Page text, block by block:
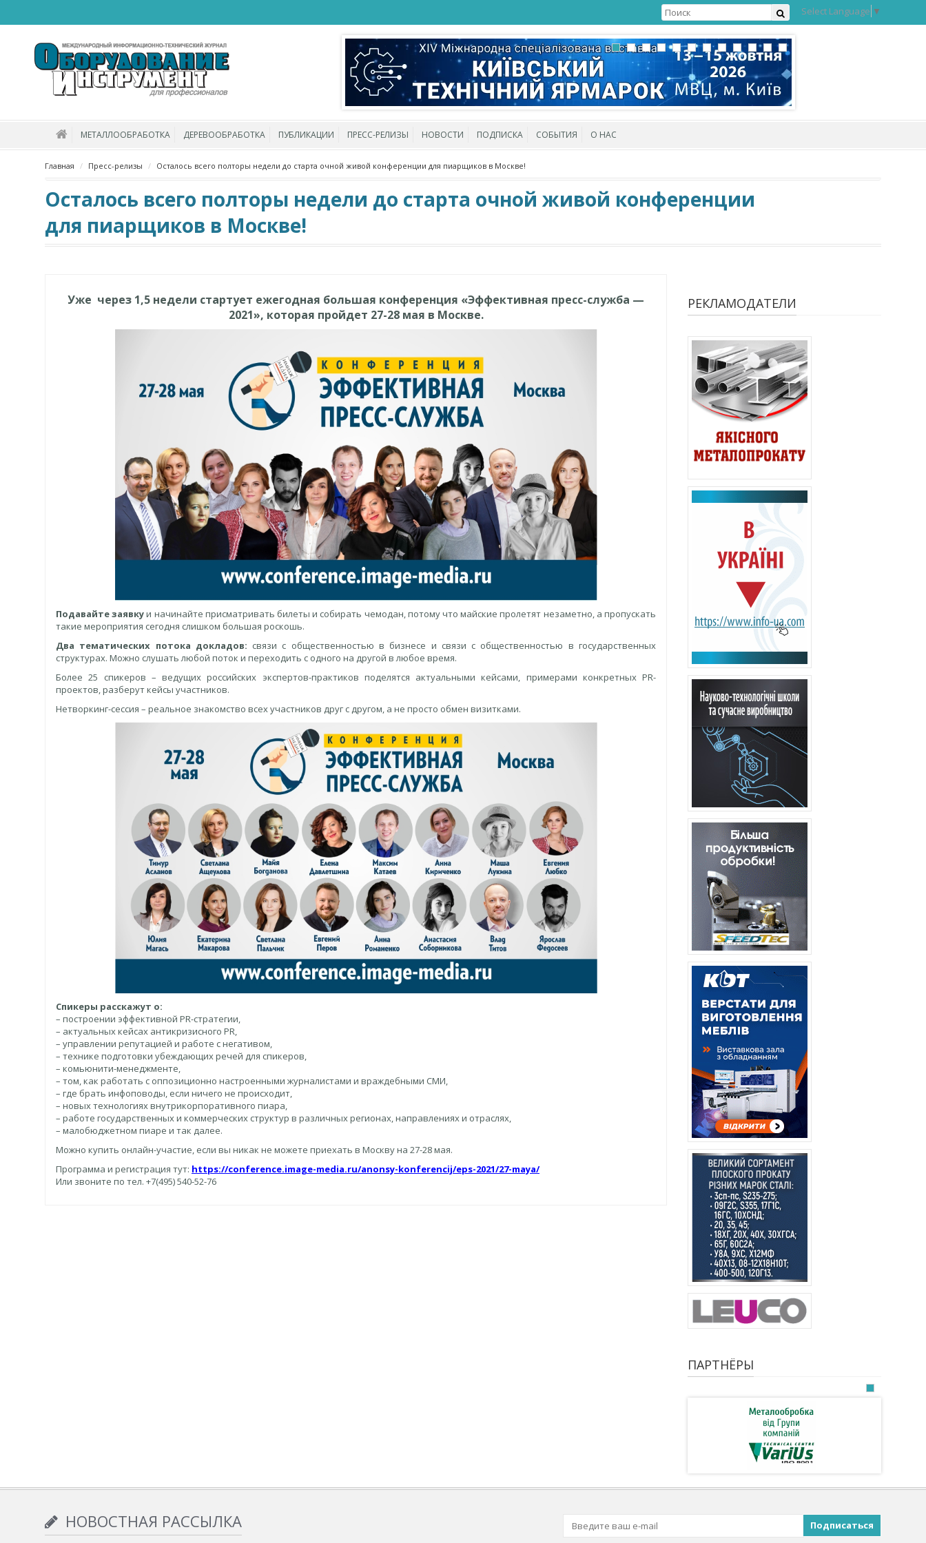
Select Language ▼
МЕТАЛЛООБРАБОТКА ДЕРЕВООБРАБОТКА ПУБЛИКАЦИИ ПРЕСС-РЕЛИЗЫ НОВОСТИ ПОДПИСКА СОБЫТИЯ О НАС
Главная Пресс-релизы Осталось всего полторы недели до старта очной живой конференции для пиарщиков в Москве!
Осталось всего полторы недели до старта очной живой конференции
для пиарщиков в Москве!
Уже через 1,5 недели стартует ежегодная большая конференция «Эффективная пресс-служба —
2021», которая пройдет 27-28 мая в Москве.
Подавайте заявкуи начинайте присматривать билеты и собирать чемодан, потому что майские пролетят незаметно, а пропускать
такие мероприятия сегодня слишком большая роскошь.
Два тематических потока докладов: связи с общественностью в бизнесе и связи с общественностью в государственных
структурах. Можно слушать любой поток и переходить с одного на другой в любое время.
Более 25 спикеров – ведущих российских экспертов-практиков поделятся актуальными кейсами, примерами конкретных PR-
проектов, разберут кейсы участников.
Нетворкинг-сессия – реальное знакомство всех участников друг с другом, а не просто обмен визитками.
Спикеры расскажут о:
– построении эффективной PR-стратегии,
– актуальных кейсах антикризисного PR,
– управлении репутацией и работе с негативом,
– технике подготовки убеждающих речей для спикеров,
– комьюнити-менеджменте,
– том, как работать с оппозиционно настроенными журналистами и враждебными СМИ,
– где брать инфоповоды, если ничего не происходит,
– новых технологиях внутрикорпоративного пиара,
– работе государственных и коммерческих структур в различных регионах, направлениях и отраслях,
– малобюджетном пиаре и так далее.
Можно купить онлайн-участие, если вы никак не можете приехать в Москву на 27-28 мая.
Программа и регистрация тут: https://conference.image-media.ru/anonsy-konferencij/eps-2021/27-maya/
Или звоните по тел. +7(495) 540-52-76
РЕКЛАМОДАТЕЛИ
ПАРТНЁРЫ
НОВОСТНАЯ РАССЫЛКА